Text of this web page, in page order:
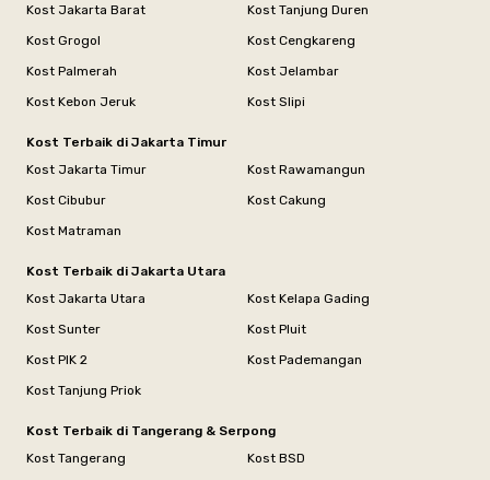
Kost Jakarta Barat
Kost Tanjung Duren
Kost Grogol
Kost Cengkareng
Kost Palmerah
Kost Jelambar
Kost Kebon Jeruk
Kost Slipi
Kost Terbaik di Jakarta Timur
Kost Jakarta Timur
Kost Rawamangun
Kost Cibubur
Kost Cakung
Kost Matraman
Kost Terbaik di Jakarta Utara
Kost Jakarta Utara
Kost Kelapa Gading
Kost Sunter
Kost Pluit
Kost PIK 2
Kost Pademangan
Kost Tanjung Priok
Kost Terbaik di Tangerang & Serpong
Kost Tangerang
Kost BSD